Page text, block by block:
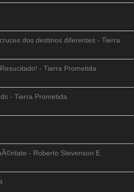
dos destinos diferentes - Tierra
- Tierra Prometida
- Tierra Prometida
- Roberto Stevenson E.